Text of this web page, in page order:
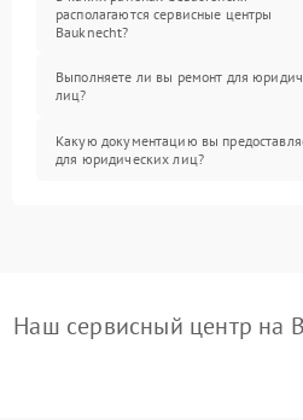
располагаются сервисные центры
Bauknecht?
Выполняете ли вы ремонт для
лиц?
Какую документацию вы
для юридических лиц?
Наш сервисный центр на